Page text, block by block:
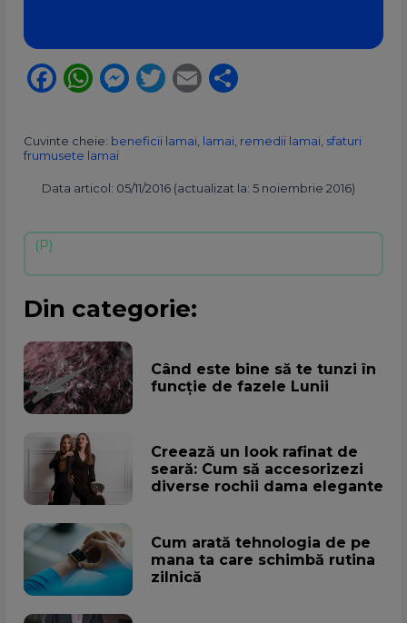
Facebook
WhatsApp
Messenger
Twitter
Email
Cuvinte cheie: beneficii lamai lamai remedii lamai sfaturi
frumusete lamai
Data articol: 05/11/2016 (actualizat la: 5 noiembrie 2016)
Din categorie:
Când este bine să te tunzi în
funcție de fazele Lunii
Creează un look rafinat de
seară: Cum să accesorizezi
diverse rochii dama elegante
Cum arată tehnologia de pe
mana ta care schimbă rutina
zilnică